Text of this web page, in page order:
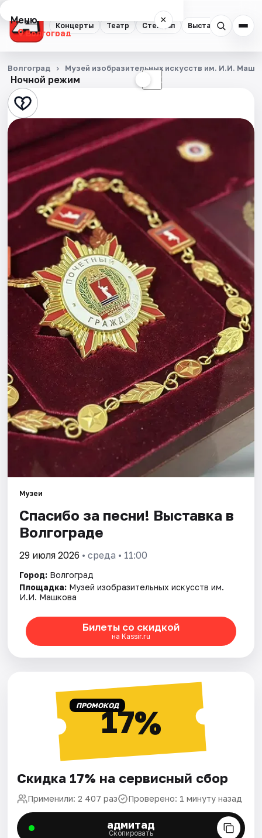
Концерты Театр Стендап Выставки
Меню ×
Волгоград
Концерты
Театр
Стендап
Выставки
Квесты
Экскурсии
Спорт
События
Города
Площадки
Артисты
Рейтинги
Ночной режим ☾
Волгоград Музей изобразительных искусств им. И.И.
Музеи
Спасибо за песни! Выставка в
Волгограде
29 июля 2026 • среда • 11:00
Город: Волгоград
Площадка: Музей изобразительных искусств им.
И.И. Машкова
Билеты со скидкой
на Kassir.ru
ПРОМОКОД17%
Скидка 17% на сервисный сбор
Применили: 2 407 раз Проверено: 1 минуту назад
адмитад
Скопировать